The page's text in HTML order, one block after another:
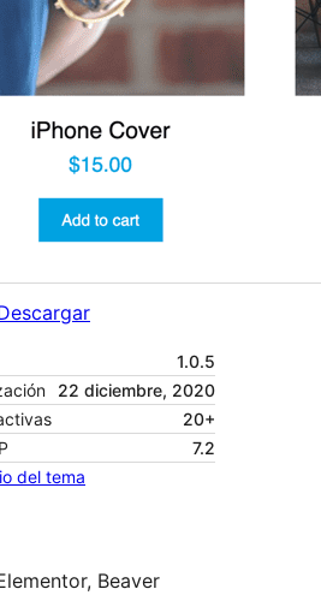
1.0.5
22 diciembre, 2020
20+
7.2
del tema
Beaver